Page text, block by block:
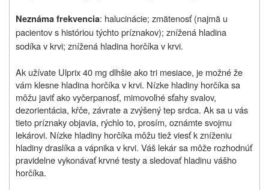
Neznáma frekvencia: halucinácie; zmätenosť (najmä u
pacientov s históriou týchto príznakov); znížená hladina
sodíka v krvi; znížená hladina horčíka v krvi.
Ak užívate Ulprix 40 mg dlhšie ako tri mesiace, je možné že
vám klesne hladina horčíka v krvi. Nízke hladiny horčíka sa
môžu javiť ako vyčerpanosť, mimovoľné sťahy svalov,
dezorientácia, kŕče, závrate a zvýšený tep srdca. Ak sa u vás
tieto príznaky objavia, rýchlo to, prosím, oznámte svojmu
lekárovi. Nízke hladiny horčíka môžu tiež viesť k zníženiu
hladiny draslíka a vápnika v krvi. Váš lekár sa môže rozhodnúť
pravidelne vykonávať krvné testy a sledovať hladinu vášho
horčíka.